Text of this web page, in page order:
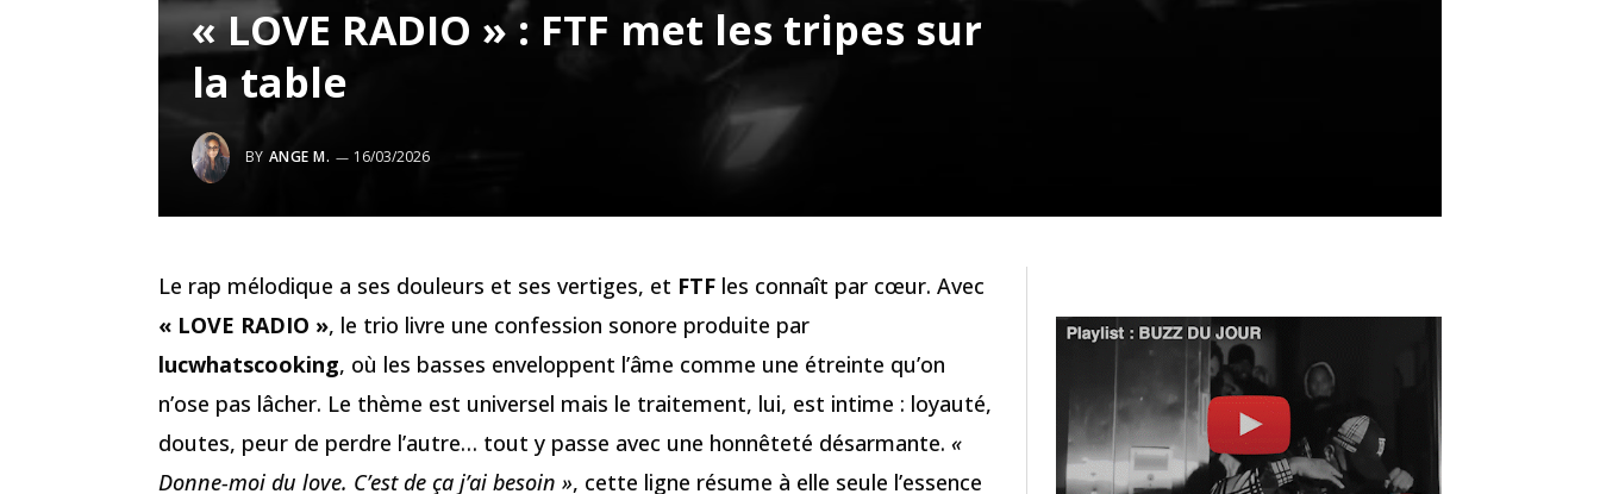
« LOVE RADIO » : FTF met les tripes sur
la table
BY ANGE M. 16/03/2026
Le rap mélodique a ses douleurs et ses vertiges, et FTF les connaît par cœur. Avec
« LOVE RADIO », le trio livre une confession sonore produite par
lucwhatscooking, où les basses enveloppent l’âme comme une étreinte qu’on
n’ose pas lâcher. Le thème est universel mais le traitement, lui, est intime : loyauté,
doutes, peur de perdre l’autre… tout y passe avec une honnêteté désarmante. «
Donne-moi du love. C’est de ça j’ai besoin », cette ligne résume à elle seule l’essence